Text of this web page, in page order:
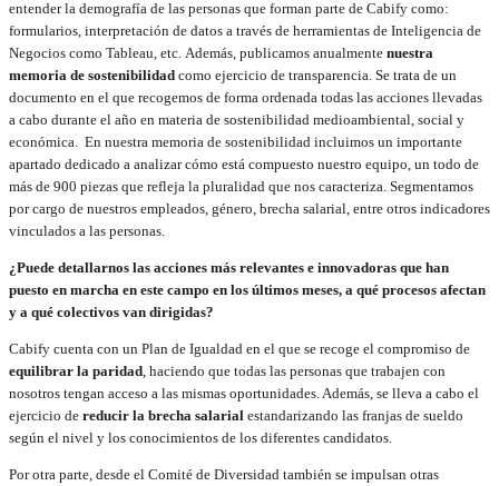
entender la demografía de las personas que forman parte de Cabify como:
formularios, interpretación de datos a través de herramientas de Inteligencia de
Negocios como Tableau, etc. Además, publicamos anualmente nuestra
memoria de sostenibilidad como ejercicio de transparencia. Se trata de un
documento en el que recogemos de forma ordenada todas las acciones llevadas
a cabo durante el año en materia de sostenibilidad medioambiental, social y
económica. En nuestra memoria de sostenibilidad incluimos un importante
apartado dedicado a analizar cómo está compuesto nuestro equipo, un todo de
más de 900 piezas que refleja la pluralidad que nos caracteriza. Segmentamos
por cargo de nuestros empleados, género, brecha salarial, entre otros indicadores
vinculados a las personas.
¿Puede detallarnos las acciones más relevantes e innovadoras que han
puesto en marcha en este campo en los últimos meses, a qué procesos afectan
y a qué colectivos van dirigidas?
Cabify cuenta con un Plan de Igualdad en el que se recoge el compromiso de
equilibrar la paridad, haciendo que todas las personas que trabajen con
nosotros tengan acceso a las mismas oportunidades. Además, se lleva a cabo el
ejercicio de reducir la brecha salarial estandarizando las franjas de sueldo
según el nivel y los conocimientos de los diferentes candidatos.
Por otra parte, desde el Comité de Diversidad también se impulsan otras